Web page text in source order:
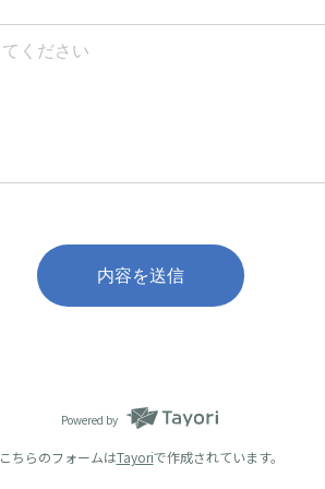
内容を送信
Powered by
こちらのフォームはTayoriで作成されています。